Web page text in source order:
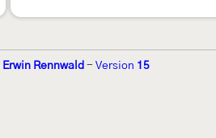
Erwin Rennwald - Version 15